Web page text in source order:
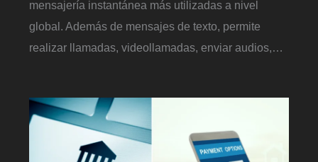
mensajería instantánea más utilizadas a nivel
global. Además de mensajes de texto, permite
realizar llamadas, videollamadas, enviar audios,…